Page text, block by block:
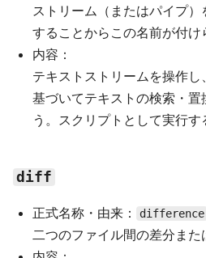
ストリーム（またはパイプ
することからこの名前が付け
内容：
テキストストリームを操作
基づいてテキストの検索・
う。スクリプトとして実行す
diff
正式名称・由来： difference
二つのファイル間の差分また